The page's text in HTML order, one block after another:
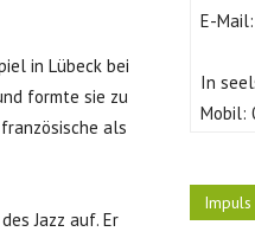
in Lübeck bei
formte sie zu
als
Jazz auf. Er
E-Mail:
In
Mobil:
Impuls